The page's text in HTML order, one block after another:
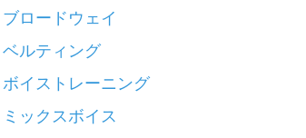
ブロードウェイ
ベルティング
ボイストレーニング
ミックスボイス